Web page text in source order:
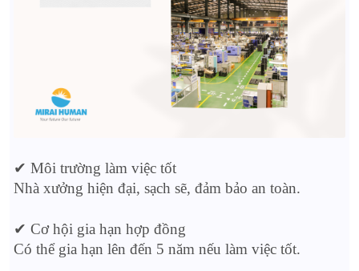
✔ Môi trường làm việc tốt
Nhà xưởng hiện đại, sạch sẽ, đảm bảo an toàn.
✔ Cơ hội gia hạn hợp đồng
Có thể gia hạn lên đến 5 năm nếu làm việc tốt.